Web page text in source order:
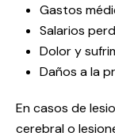
Gastos
Salarios
Dolor y
Daños a la
En casos de
cerebral o